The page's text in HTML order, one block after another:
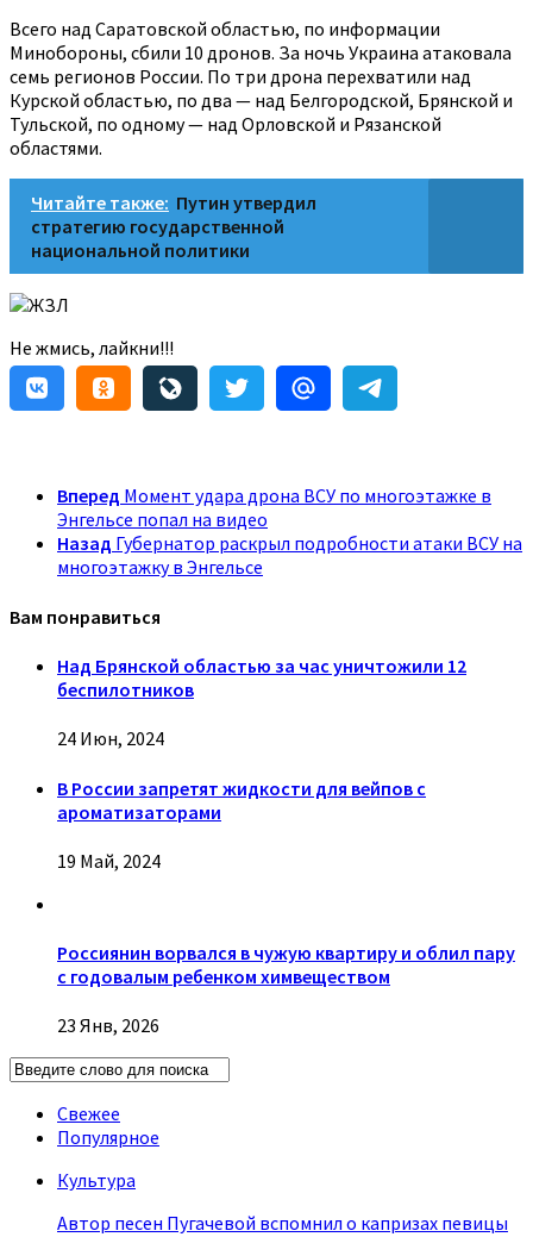
Всего над Саратовской областью, по информации
Минобороны, сбили 10 дронов. За ночь Украина атаковала
семь регионов России. По три дрона перехватили над
Курской областью, по два — над Белгородской, Брянской и
Тульской, по одному — над Орловской и Рязанской
областями.
Читайте также: Путин утвердил
стратегию государственной
национальной политики
ЖЗЛ
Не жмись, лайкни!!!
Вперед Момент удара дрона ВСУ по многоэтажке в
Энгельсе попал на видео
Назад Губернатор раскрыл подробности атаки ВСУ на
многоэтажку в Энгельсе
Вам понравиться
Над Брянской областью за час уничтожили 12
беспилотников
24 Июн, 2024
В России запретят жидкости для вейпов с
ароматизаторами
19 Май, 2024
Россиянин ворвался в чужую квартиру и облил пару
с годовалым ребенком химвеществом
23 Янв, 2026
Свежее
Популярное
Культура
Автор песен Пугачевой вспомнил о капризах певицы